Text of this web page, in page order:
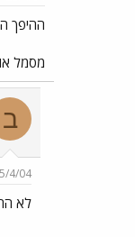
ההיפך
מסמל
ב
4/04
לא